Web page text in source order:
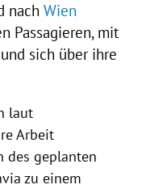
nach Wien
Passagieren, mit
sich über ihre
laut
Arbeit
des geplanten
zu einem